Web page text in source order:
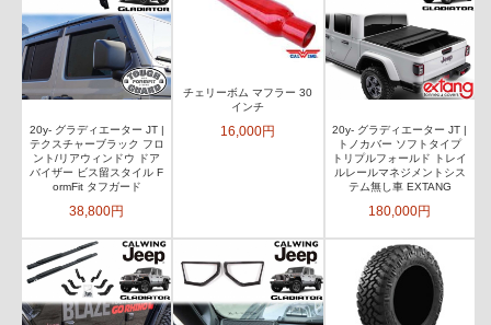
20y- グラディエーター JT |
テクスチャーブラック フロ
ント/リアウィンドウ ドア
バイザー ビス留スタイル F
ormFit タフガード
38,800円
チェリーボム マフラー 30
インチ
16,000円
20y- グラディエーター JT |
トノカバー ソフトタイプ
トリプルフォールド トレイ
ルレールマネジメントシス
テム無し車 EXTANG
180,000円